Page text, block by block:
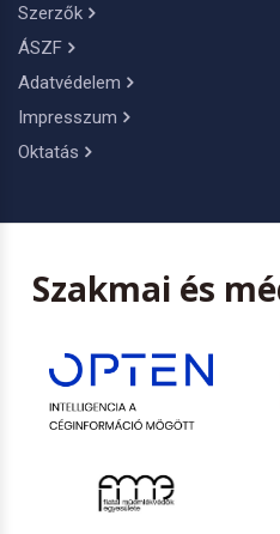
Szerzők
ÁSZF
Adatvédelem
Impresszum
Oktatás
Szakmai és